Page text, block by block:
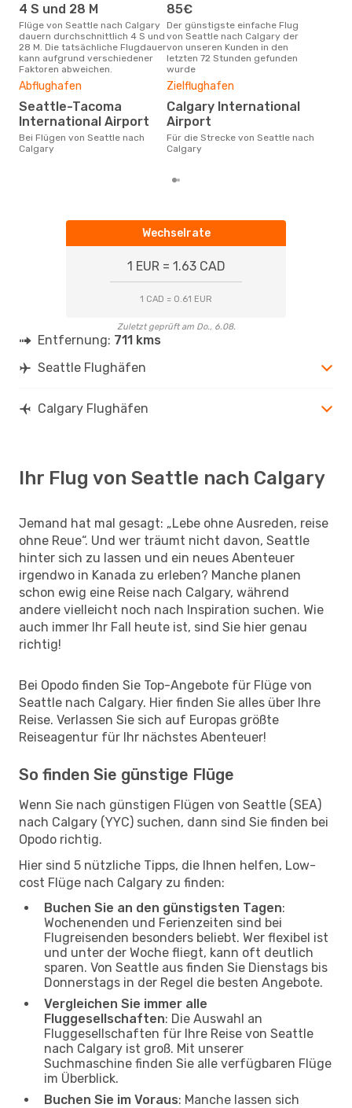
So., 18. Okt.- Di., 20. Okt.
Alaska AirlinesDirekt
SEA - YYC
WestjetDirekt
YYC - SEA
4 S und 28 M
Flüge von Seattle nach Calgary
dauern durchschnittlich 4 S und
28 M. Die tatsächliche Flugdauer
kann aufgrund verschiedener
Faktoren abweichen.
85€
Der günstigste einfache Flug
von Seattle nach Calgary der
von unseren Kunden in den
letzten 72 Stunden gefunden
wurde
Abflughafen
Seattle-Tacoma
International Airport
Bei Flügen von Seattle nach
Calgary
Zielflughafen
Calgary International
Airport
Für die Strecke von Seattle nach
Calgary
Wechselrate
1 EUR = 1.63 CAD
1 CAD = 0.61 EUR
Zuletzt geprüft am Do., 6.08.
Entfernung: 711 kms
Seattle Flughäfen
Calgary Flughäfen
Ihr Flug von Seattle nach Calgary
Jemand hat mal gesagt: „Lebe ohne Ausreden, reise
ohne Reue“. Und wer träumt nicht davon, Seattle
hinter sich zu lassen und ein neues Abenteuer
irgendwo in Kanada zu erleben? Manche planen
schon ewig eine Reise nach Calgary, während
andere vielleicht noch nach Inspiration suchen. Wie
auch immer Ihr Fall heute ist, sind Sie hier genau
richtig!
Bei Opodo finden Sie Top-Angebote für Flüge von
Seattle nach Calgary. Hier finden Sie alles über Ihre
Reise. Verlassen Sie sich auf Europas größte
Reiseagentur für Ihr nächstes Abenteuer!
So finden Sie günstige Flüge
Wenn Sie nach günstigen Flügen von Seattle (SEA)
nach Calgary (YYC) suchen, dann sind Sie finden bei
Opodo richtig.
Hier sind 5 nützliche Tipps, die Ihnen helfen, Low-
cost Flüge nach Calgary zu finden:
Buchen Sie an den günstigsten Tagen:
Wochenenden und Ferienzeiten sind bei
Flugreisenden besonders beliebt. Wer flexibel ist
und unter der Woche fliegt, kann oft deutlich
sparen. Von Seattle aus finden Sie Dienstags bis
Donnerstags in der Regel die besten Angebote.
Vergleichen Sie immer alle
Fluggesellschaften: Die Auswahl an
Fluggesellschaften für Ihre Reise von Seattle
nach Calgary ist groß. Mit unserer
Suchmaschine finden Sie alle verfügbaren Flüge
im Überblick.
Buchen Sie im Voraus: Manche lassen sich